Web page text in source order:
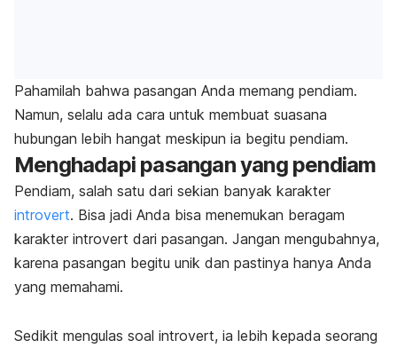
Pahamilah bahwa pasangan Anda memang pendiam.
Namun, selalu ada cara untuk membuat suasana
hubungan lebih hangat meskipun ia begitu pendiam.
Menghadapi pasangan yang pendiam
Pendiam, salah satu dari sekian banyak karakter
introvert. Bisa jadi Anda bisa menemukan beragam
karakter introvert dari pasangan. Jangan mengubahnya,
karena pasangan begitu unik dan pastinya hanya Anda
yang memahami.
Sedikit mengulas soal introvert, ia lebih kepada seorang